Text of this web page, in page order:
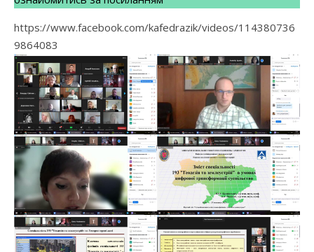
https://www.facebook.com/kafedrazik/videos/114380736
9864083